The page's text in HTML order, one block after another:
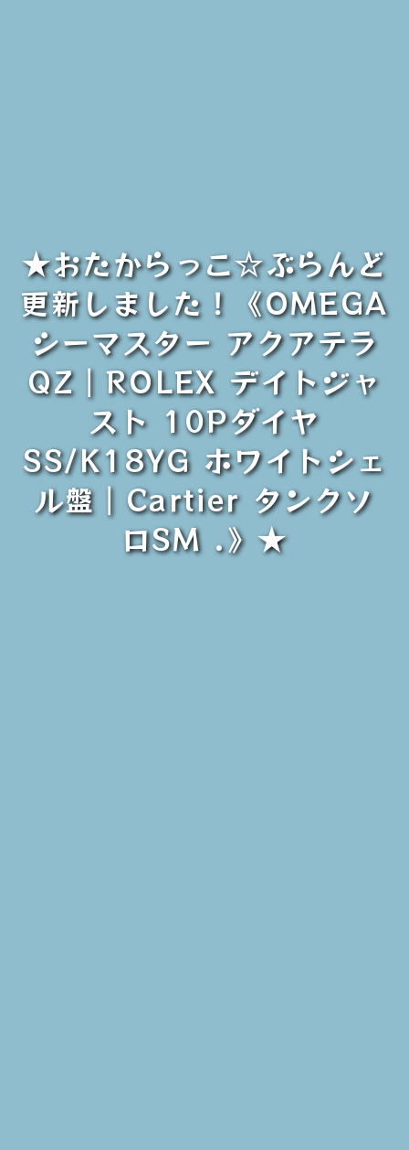
★おたからっこ☆ぶらんど
更新しました！《OMEGA
シーマスター アクアテラ
QZ｜ROLEX デイトジャ
スト 10Pダイヤ
SS/K18YG ホワイトシェ
ル盤｜Cartier タンクソ
ロSM .》★